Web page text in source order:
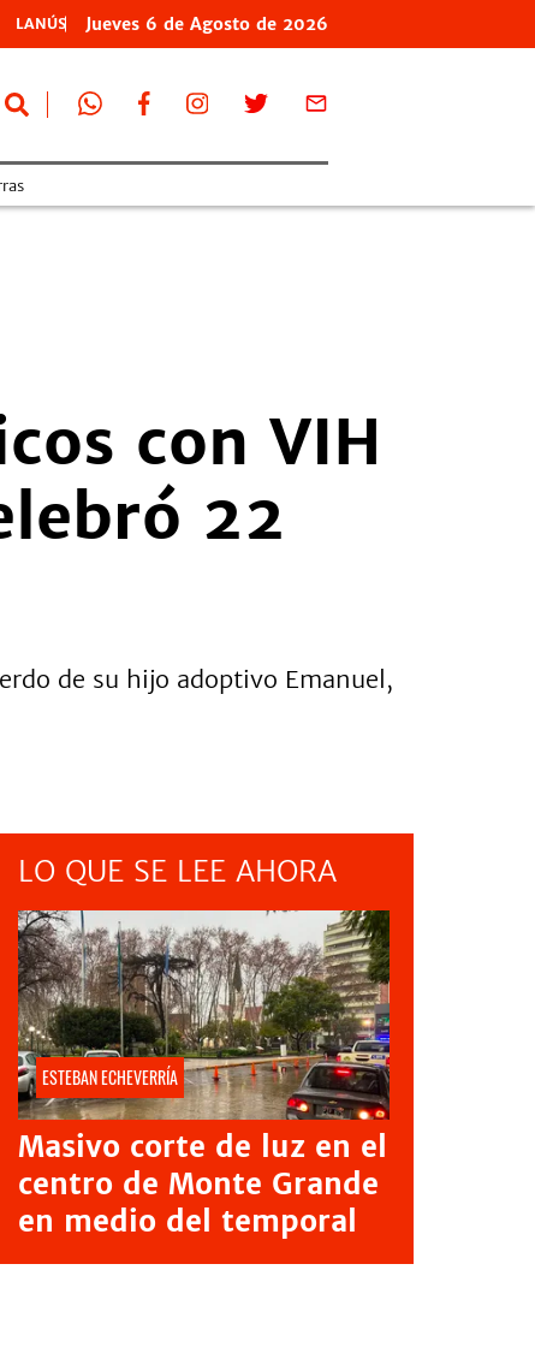
LANÚS Jueves 6 de Agosto de 2026
con VIH
22
de su hijo adoptivo Emanuel,
LO QUE SE LEE AHORA
ESTEBAN ECHEVERRÍA
Masivo corte de luz en el
centro de Monte Grande
en medio del temporal